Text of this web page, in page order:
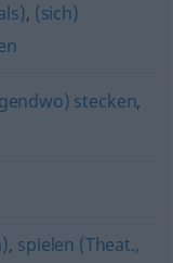
, (sich)
stecken,
, spielen (Theat.,